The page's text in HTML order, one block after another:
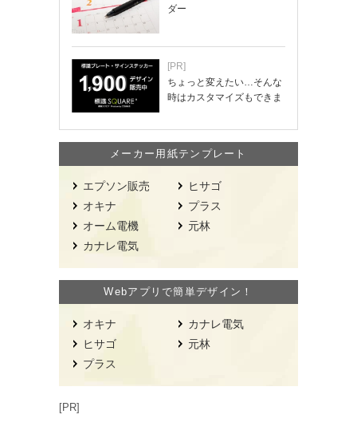
ダー
[PR]
ちょっと変えたい…そんな
時はカスタマイズもできま
メーカー用紙テンプレート
エプソン販売
オキナ
オーム電機
カナレ電気
ヒサゴ
プラス
元林
Webアプリで簡単デザイン！
オキナ
ヒサゴ
プラス
カナレ電気
元林
[PR]